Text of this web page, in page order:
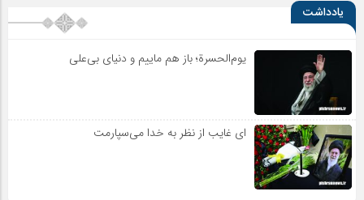
یادداشت
یوم‌الحسرة؛ باز هم ماییم و دنیای بی‌علی
ای غایب از نظر به خدا می‌سپارمت